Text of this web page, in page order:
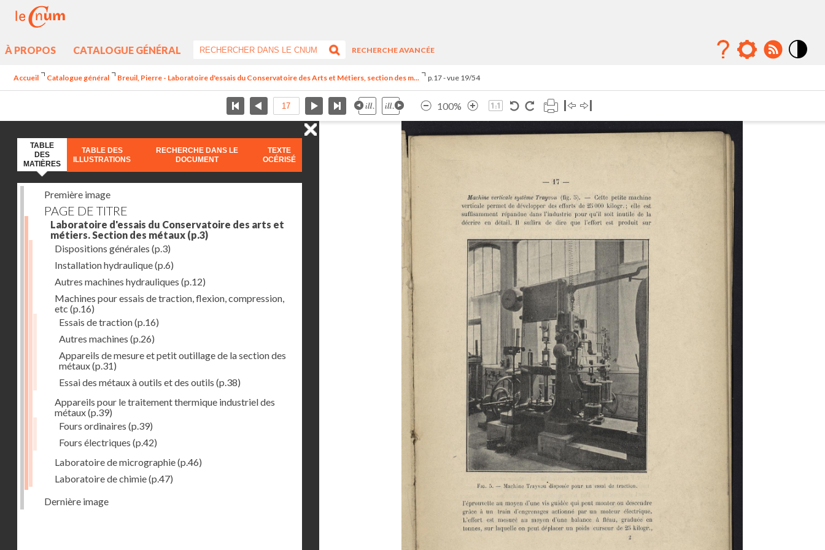
À PROPOS CATALOGUE GÉNÉRAL
RECHERCHE AVANCÉE
Accueil Catalogue général Breuil, Pierre - Laboratoire d'essais du Conservatoire des Arts et Métiers, section des m... p.17 - vue 19/54
100%
TABLE
DES
MATIÈRES
TABLE DES
ILLUSTRATIONS
RECHERCHE DANS LE
DOCUMENT
TEXTE
OCÉRISÉ
Première image
PAGE DE TITRE
Laboratoire d'essais du Conservatoire des arts et
métiers. Section des métaux (p.3)
Dispositions générales (p.3)
Installation hydraulique(p.6)
Autres machines hydrauliques (p.12)
Machines pour essais de traction, flexion, compression,
etc (p.16)
Essais de traction(p.16)
Autres machines (p.26)
Appareils de mesure et petit outillage de la section des
métaux(p.31)
Essai des métaux à outils et des outils (p.38)
Appareils pour le traitement thermique industriel des
métaux(p.39)
Fours ordinaires (p.39)
Fours électriques (p.42)
Laboratoire de micrographie(p.46)
Laboratoire de chimie(p.47)
Dernière image